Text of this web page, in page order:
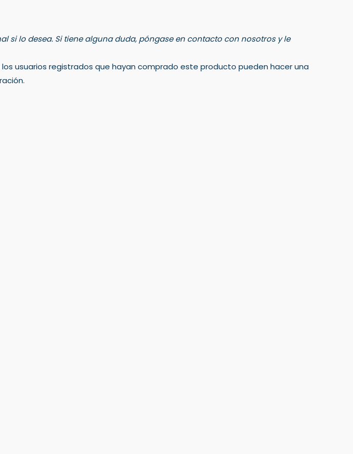
si lo desea. Si tiene alguna duda, póngase en contacto con nosotros y le
los usuarios registrados que hayan comprado este producto pueden hacer una